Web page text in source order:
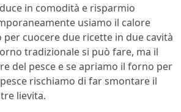
in comodità e risparmio
usiamo il calore
cuocere due ricette in due cavità
tradizionale si può fare, ma il
del pesce e se apriamo il forno per
rischiamo di far smontare il
lievita.